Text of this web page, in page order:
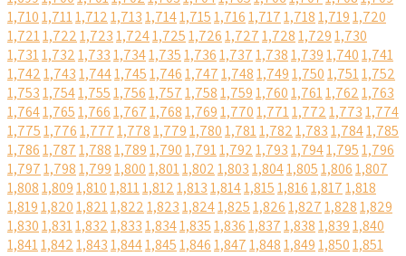
1,7101,7111,7121,7131,7141,7151,7161,7171,7181,7191,720
1,7211,7221,7231,7241,7251,7261,7271,7281,7291,730
1,7311,7321,7331,7341,7351,7361,7371,7381,7391,7401,741
1,7421,7431,7441,7451,7461,7471,7481,7491,7501,7511,752
1,7531,7541,7551,7561,7571,7581,7591,7601,7611,7621,763
1,7641,7651,7661,7671,7681,7691,7701,7711,7721,7731,774
1,7751,7761,7771,7781,7791,7801,7811,7821,7831,7841,785
1,7861,7871,7881,7891,7901,7911,7921,7931,7941,7951,796
1,7971,7981,7991,8001,8011,8021,8031,8041,8051,8061,807
1,8081,8091,8101,8111,8121,8131,8141,8151,8161,8171,818
1,8191,8201,8211,8221,8231,8241,8251,8261,8271,8281,829
1,8301,8311,8321,8331,8341,8351,8361,8371,8381,8391,840
1,8411,8421,8431,8441,8451,8461,8471,8481,8491,8501,851